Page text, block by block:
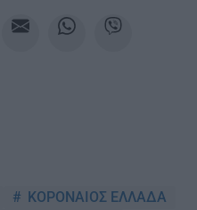
ΚΟΡΟΝΑΙΟΣ ΕΛΛΑΔΑ